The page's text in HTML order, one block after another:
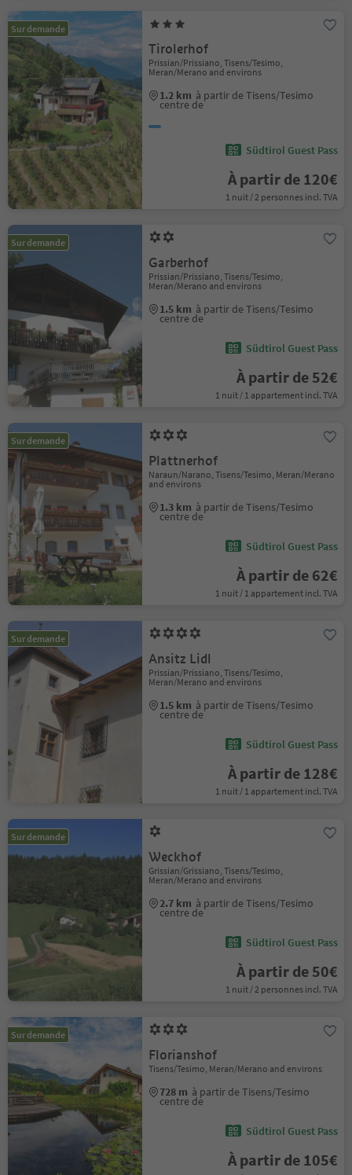
Sur demande
Tirolerhof
Prissian/Prissiano, Tisens/Tesimo,
Meran/Merano and environs
1.2 km à partir de Tisens/Tesimo
centre de
Südtirol Guest Pass
À partir de 120€
1 nuit / 2 personnes incl. TVA
Sur demande
Garberhof
Prissian/Prissiano, Tisens/Tesimo,
Meran/Merano and environs
1.5 km à partir de Tisens/Tesimo
centre de
Südtirol Guest Pass
À partir de 52€
1 nuit / 1 appartement incl. TVA
Sur demande
Plattnerhof
Naraun/Narano, Tisens/Tesimo, Meran/Merano
and environs
1.3 km à partir de Tisens/Tesimo
centre de
Südtirol Guest Pass
À partir de 62€
1 nuit / 1 appartement incl. TVA
Sur demande
Ansitz Lidl
Prissian/Prissiano, Tisens/Tesimo,
Meran/Merano and environs
1.5 km à partir de Tisens/Tesimo
centre de
Südtirol Guest Pass
À partir de 128€
1 nuit / 1 appartement incl. TVA
Sur demande
Weckhof
Grissian/Grissiano, Tisens/Tesimo,
Meran/Merano and environs
2.7 km à partir de Tisens/Tesimo
centre de
Südtirol Guest Pass
À partir de 50€
1 nuit / 2 personnes incl. TVA
Sur demande
Florianshof
Tisens/Tesimo, Meran/Merano and environs
728 m à partir de Tisens/Tesimo
centre de
Südtirol Guest Pass
À partir de 105€